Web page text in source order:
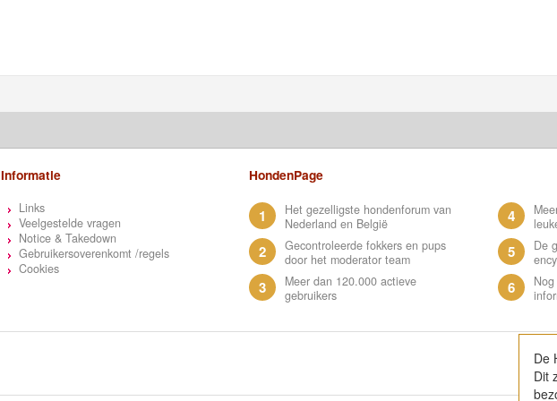
Informatie
Links
Veelgestelde vragen
Notice & Takedown
Gebruikersoverenkomt /regels
Cookies
HondenPage
1
Het gezelligste hondenforum van
Nederland en België
2
Gecontroleerde fokkers en pups
door het moderator team
3
Meer dan 120.000 actieve
gebruikers
4
5
De
6
De
Dit